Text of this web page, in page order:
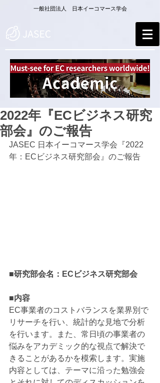
一般社団法人 日本イーコマース学会
2022年『ECビジネス研究
部会』のご報告
JASEC 日本イーコマース学会『2022
年：ECビジネス研究部会』のご報告
■研究部会名：ECビジネス研究部会
■内容
EC事業者のコストバランスを業界別で
リサーチを行い、統計的な見地で分析
を行います。また、常日頃の事業者の
悩みをアカデミック的な視点で解決で
きることがあるかを模索します。実施
内容としては、テーマに沿った勉強会